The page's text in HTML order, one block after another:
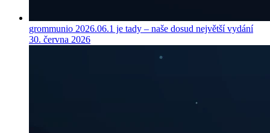
grommunio 2026.06.1 je tady – naše dosud největší vydání
30. června 2026